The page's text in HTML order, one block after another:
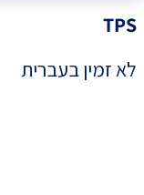
TPS
לא זמין בעברית